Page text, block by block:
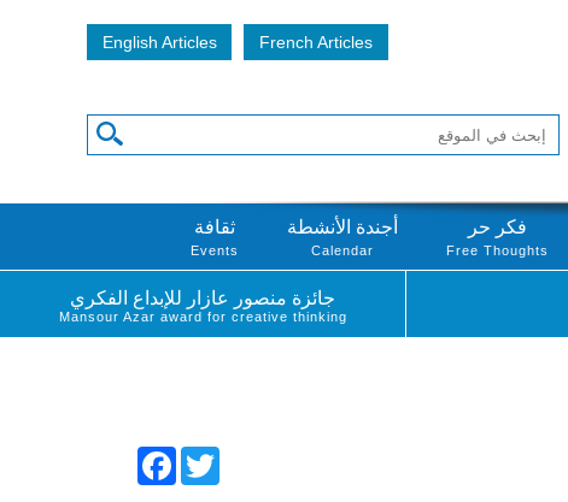
English Articles French Articles
فكر حر
Free Thoughts
أجندة الأنشطة
Calendar
ثقافة
Events
جائزة منصور عازار للإبداع الفكري
Mansour Azar award for creative thinking
FacebookTwitter